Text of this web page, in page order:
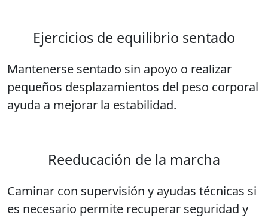
Ejercicios de equilibrio sentado
Mantenerse sentado sin apoyo o realizar
pequeños desplazamientos del peso corporal
ayuda a mejorar la estabilidad.
Reeducación de la marcha
Caminar con supervisión y ayudas técnicas si
es necesario permite recuperar seguridad y